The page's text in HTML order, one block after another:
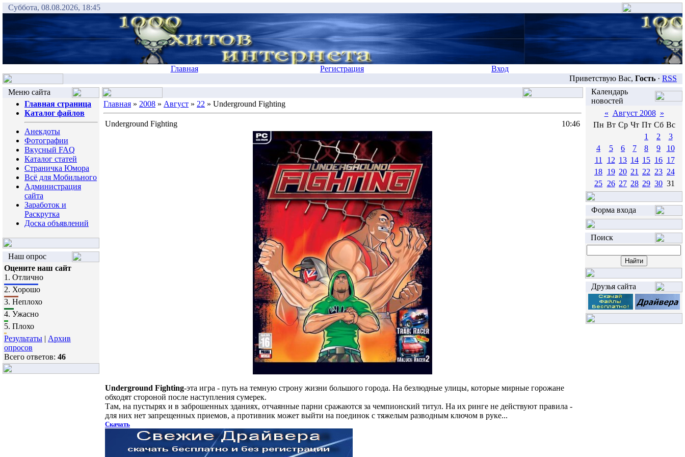
Суббота, 08.08.2026, 18:45
Главная Регистрация
Вход
Приветствую Вас, Гость · RSS
Меню сайта
Главная страница
Каталог файлов
Анекдоты
Фотографии
Вкусный FAQ
Каталог статей
Страничка Юмора
Всё для Мобильного
Администрация
сайта
Заработок и
Раскрутка
Доска объявлений
Наш опрос
Оцените наш сайт
1. Отлично
2. Хорошо
3. Неплохо
4. Ужасно
5. Плохо
Результаты | Архив
опросов
Всего ответов: 46
Главная » 2008 » Август » 22 » Underground Fighting
Underground Fighting 10:46
Underground Fighting-эта игра - путь на темную строну жизни большого города. На безлюдные улицы, которые мирные горожане
обходят стороной после наступления сумерек.
Там, на пустырях и в заброшенных зданиях, отчаянные парни сражаются за чемпионский титул. На их ринге не действуют правила -
для них нет запрещенных приемов, а противник может выйти на поединок с тяжелым разводным ключом в руке...
Скачать
Календарь
новостей
« Август 2008 »
Пн Вт Ср Чт Пт Сб Вс
1
2
3
4
5 6 7 8 9
10
11
12 13 14 15 16 17
18 19 20 21 22 23 24
25 26 27 28 29 30 31
Форма входа
Поиск
Друзья сайта